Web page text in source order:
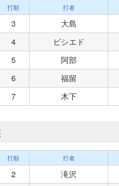
打順 打者
3
大島
4
ビシエド
5
阿部
6
福留
7 木下
打順 打者
2
滝沢